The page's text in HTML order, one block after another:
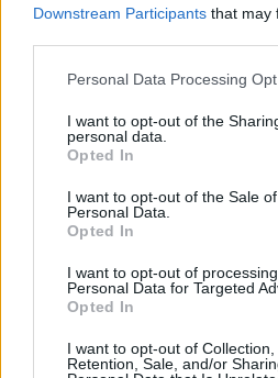
Downstream Participants that may
Please note that this website/app
not limited to your visit or usage
grant or deny consent to Google
use your data for below specified
consent section.
Personal Data Processing
I want to opt-out of the
personal data.
Opted In
I want to opt-out of the Sale
Personal Data.
Opted In
I want to opt-out of
Personal Data for Targeted
Opted In
I want to opt-out of Collection,
Retention, Sale, and/or
pillanatban el kellett